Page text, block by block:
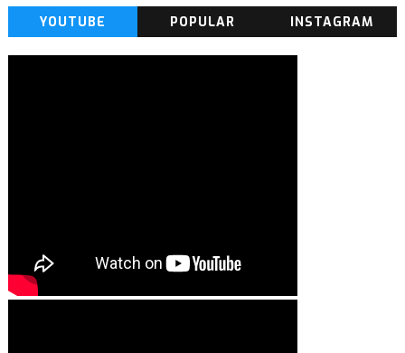
YOUTUBE POPULAR INSTAGRAM